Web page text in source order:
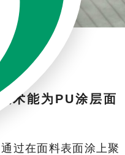
术能为PU涂层面
过在面料表面涂上聚